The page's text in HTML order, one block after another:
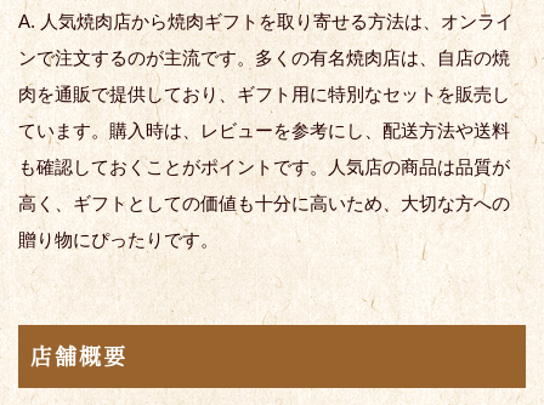
A. 人気焼肉店から焼肉ギフトを取り寄せる方法は、オンライ
ンで注文するのが主流です。多くの有名焼肉店は、自店の焼
肉を通販で提供しており、ギフト用に特別なセットを販売し
ています。購入時は、レビューを参考にし、配送方法や送料
も確認しておくことがポイントです。人気店の商品は品質が
高く、ギフトとしての価値も十分に高いため、大切な方への
贈り物にぴったりです。
店舗概要